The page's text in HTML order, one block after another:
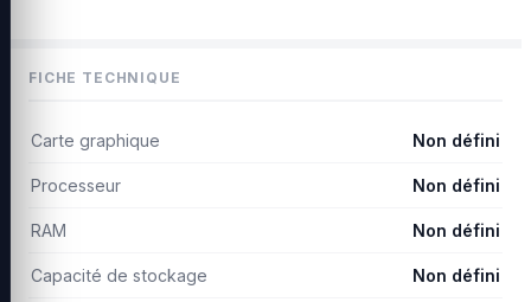
FICHE TECHNIQUE
Carte graphique Non défini
Processeur Non défini
RAM Non défini
Capacité de stockage Non défini